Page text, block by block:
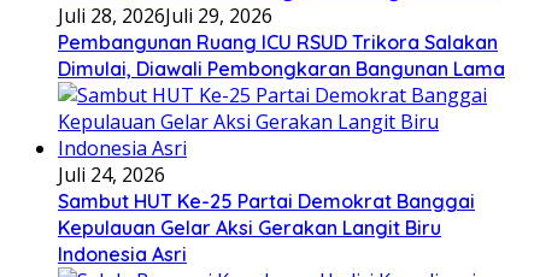
Juli 28, 2026Juli 29, 2026
Pembangunan Ruang ICU RSUD Trikora Salakan
Dimulai, Diawali Pembongkaran Bangunan Lama
Juli 24, 2026
Sambut HUT Ke-25 Partai Demokrat Banggai
Kepulauan Gelar Aksi Gerakan Langit Biru
Indonesia Asri